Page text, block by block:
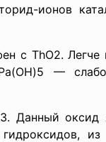
ионов
ThO2. Легче
—
оксид
из